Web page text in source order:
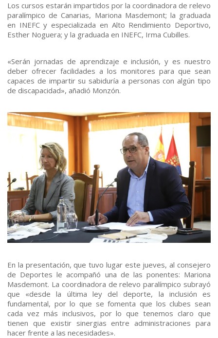
Los cursos estarán impartidos por la coordinadora de relevo
paralímpico de Canarias, Mariona Masdemont; la graduada
en INEFC y especializada en Alto Rendimiento Deportivo,
Esther Noguera; y la graduada en INEFC, Irma Cubilles.
«Serán jornadas de aprendizaje e inclusión, y es nuestro
deber ofrecer facilidades a los monitores para que sean
capaces de impartir su sabiduría a personas con algún tipo
de discapacidad», añadió Monzón.
En la presentación, que tuvo lugar este jueves, al consejero
de Deportes le acompañó una de las ponentes: Mariona
Masdemont. La coordinadora de relevo paralímpico subrayó
que «desde la última ley del deporte, la inclusión es
fundamental, por lo que se fomenta que los clubes sean
cada vez más inclusivos, por lo que tenemos claro que
tienen que existir sinergias entre administraciones para
hacer frente a las necesidades».